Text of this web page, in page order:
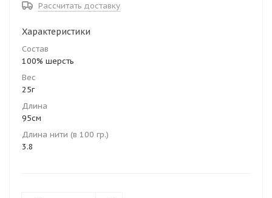
Рассчитать доставку
Характеристики
Состав
100% шерсть
Вес
25г
Длина
95см
Длина нити (в 100 гр.)
3.8